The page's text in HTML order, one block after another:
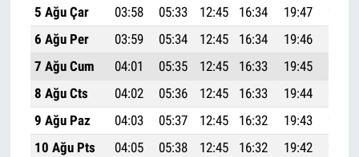
5 Ağu Çar
03:58 05:33 12:45 16:34 19:47
6 Ağu Per
03:59 05:34 12:45 16:34 19:46
7 Ağu Cum
04:01 05:35 12:45 16:33 19:45
8 Ağu Cts
04:02 05:36 12:45 16:33 19:44
9 Ağu Paz
04:03 05:37 12:45 16:32 19:43
10 Ağu Pts
04:05 05:38 12:45 16:32 19:42